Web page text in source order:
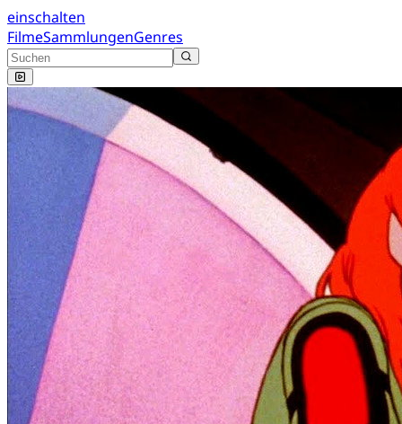
einschalten
FilmeSammlungenGenres